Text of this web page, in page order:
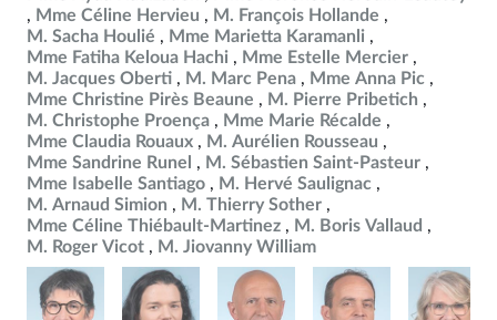
Mme Céline Hervieu
M. François Hollande
M. Sacha Houlié
Mme Marietta Karamanli
Mme Fatiha Keloua Hachi
Mme Estelle Mercier
M. Jacques Oberti
M. Marc Pena
Mme Anna Pic
Mme Christine Pirès Beaune
M. Pierre Pribetich
M. Christophe Proença
Mme Marie Récalde
Mme Claudia Rouaux
M. Aurélien Rousseau
Mme Sandrine Runel
M. Sébastien Saint-Pasteur
Mme Isabelle Santiago
M. Hervé Saulignac
M. Arnaud Simion
M. Thierry Sother
Mme Céline Thiébault-Martinez
M. Boris Vallaud
M. Roger Vicot
M. Jiovanny William